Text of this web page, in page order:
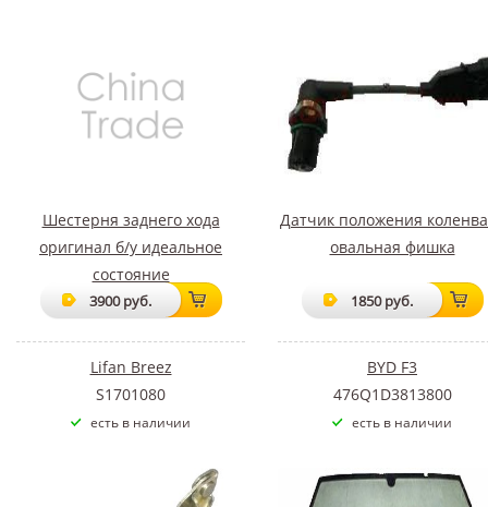
Шестерня заднего хода
оригинал б/у идеальное
состояние
3900 руб.
Lifan Breez
S1701080
есть в наличии
Датчик положения
овальная фишка
1850 руб.
BYD F3
476Q1D3813800
есть в наличии